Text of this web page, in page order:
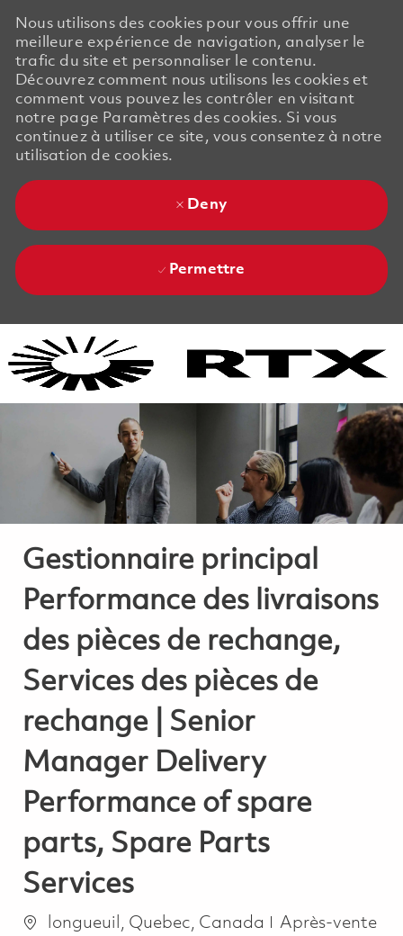
Nous utilisons des cookies pour vous offrir une
meilleure expérience de navigation, analyser le
trafic du site et personnaliser le contenu.
Découvrez comment nous utilisons les cookies et
comment vous pouvez les contrôler en visitant
notre page Paramètres des cookies. Si vous
continuez à utiliser ce site, vous consentez à notre
utilisation de cookies.
Deny
Permettre
Gestionnaire principal
Performance des livraisons
des pièces de rechange,
Services des pièces de
rechange | Senior
Manager Delivery
Performance of spare
parts, Spare Parts
Services
Emplacement
longueuil, Quebec, Canada Catégorie
Après-vente